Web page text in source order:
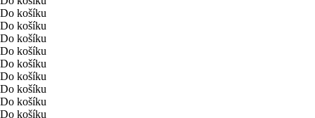
Do košíku
Do košíku
Do košíku
Do košíku
Do košíku
Do košíku
Do košíku
Do košíku
Do košíku